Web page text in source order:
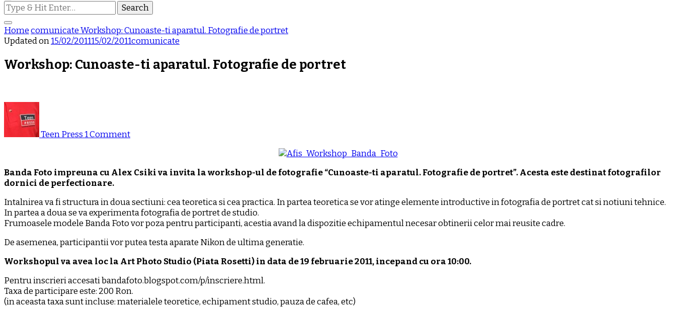
Looking
for
Something?
HomecomunicateWorkshop: Cunoaste-ti aparatul. Fotografie de portret
Updated on15/02/201115/02/2011comunicate
Workshop: Cunoaste-ti aparatul. Fotografie de portret
Teen Press1 Commentti
de
Banda Foto impreuna cu Alex Csiki va invita la workshop-ul de fotografie “Cunoaste-ti aparatul. Fotografie de portret”. Acesta este destinat fotografilor
dornici de perfectionare.
Intalnirea va fi structura in doua sectiuni: cea teoretica si cea practica. In partea teoretica se vor atinge elemente introductive in fotografia de portret cat si notiuni tehnice.
In partea a doua se va experimenta fotografia de portret de studio.
Frumoasele modele Banda Foto vor poza pentru participanti, acestia avand la dispozitie echipamentul necesar obtinerii celor mai reusite cadre.
De asemenea, participantii vor putea testa aparate Nikon de ultima generatie.
Workshopul va avea loc la Art Photo Studio (Piata Rosetti) in data de 19 februarie 2011, incepand cu ora 10:00.
Pentru inscrieri accesati bandafoto.blogspot.com/p/inscriere.html.
Taxa de participare este: 200 Ron.
(in aceasta taxa sunt incluse: materialele teoretice, echipament studio, pauza de cafea, etc)